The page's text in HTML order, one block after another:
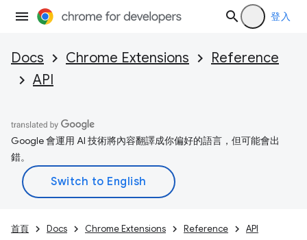
登入
Docs Chrome Extensions
Reference
API
Google 會運用 AI 技術將內容翻譯成你偏好的語言，但可能會出
錯。
首頁 Docs Chrome Extensions Reference API